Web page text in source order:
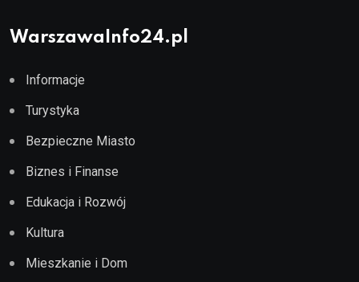
WarszawaInfo24.pl
Informacje
Turystyka
Bezpieczne Miasto
Biznes i Finanse
Edukacja i Rozwój
Kultura
Mieszkanie i Dom